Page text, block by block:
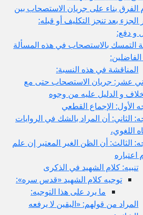
الفرق بناء على جريان الاستصحاب بين
الجزء بعد تنجز التكليف أو قبله:
و دفع:
التمسك بالاستصحاب في هذه المسألة
المناقشة في هذه النسبة:
عشر: جريان الاستصحاب حتى مع
و الدليل عليه من وجوه
الأول: الإجماع القطعي
الثاني: أن المراد بالشك في الروايات
اللغوي،
الثالث: أن الظن الغير المعتبر إن علم
اعتباره
تنبيه: كلام الشهيد في الذكرى
توجيه كلام الشهيد «قدس سره»:
ما يرد على هذا التوجيه:
المراد من قولهم: «اليقين لا يرفعه